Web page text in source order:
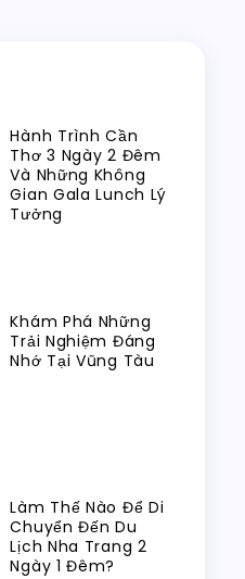
Hành Trình Cần
Thơ 3 Ngày 2 Đêm
Và Những Không
Gian Gala Lunch Lý
Tưởng
Khám Phá Những
Trải Nghiệm Đáng
Nhớ Tại Vũng Tàu
Làm Thế Nào Để Di
Chuyển Đến Du
Lịch Nha Trang 2
Ngày 1 Đêm?